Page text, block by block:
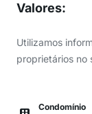
Valores:
Utilizamos
proprietários no
Condomínio